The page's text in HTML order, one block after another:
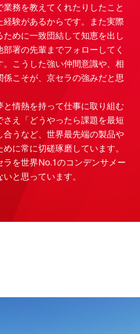
務を教えてくれたりしたこと
験があるからです。また実際
めに一致団結して知恵を出し
署の先輩までフォローしてく
こうした強い仲間意識や、相
こそが、京セラの強みだと思
情熱を持って仕事に取り組む
え「どうやったら課題を最短
うなど、世界最先端の製品や
に常に切磋琢磨しています。
を世界No.1のコンデンサメー
と思っています。